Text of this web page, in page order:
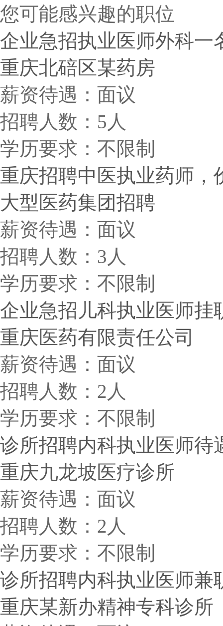
您可能感兴趣的职位
企业急招执业医师外科一
重庆北碚区某药房
薪资待遇：面议
招聘人数：5人
学历要求：不限制
重庆招聘中医执业药师，
大型医药集团招聘
薪资待遇：面议
招聘人数：3人
学历要求：不限制
企业急招儿科执业医师挂
重庆医药有限责任公司
薪资待遇：面议
招聘人数：2人
学历要求：不限制
诊所招聘内科执业医师待
重庆九龙坡医疗诊所
薪资待遇：面议
招聘人数：2人
学历要求：不限制
诊所招聘内科执业医师兼
重庆某新办精神专科诊所